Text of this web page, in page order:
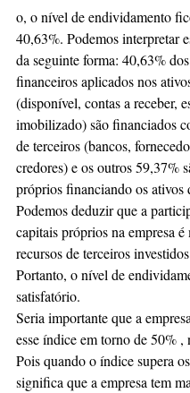
o, o nível de endividamento
40,63%. Podemos interpretar
da seguinte forma: 40,63%
financeiros aplicados nos
(disponível, contas a receber,
imobilizado) são financiados
de terceiros (bancos,
credores) e os outros 59,37%
próprios financiando os ativos
Podemos deduzir que a
capitais próprios na empresa
recursos de terceiros
Portanto, o nível de
satisfatório.
Seria importante que a
esse índice em torno de 50% ,
Pois quando o índice supera
significa que a empresa tem